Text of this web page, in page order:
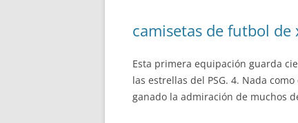
camisetas de futbol de
Esta primera equipación guarda
las estrellas del PSG. 4. Nada
ganado la admiración de muchos